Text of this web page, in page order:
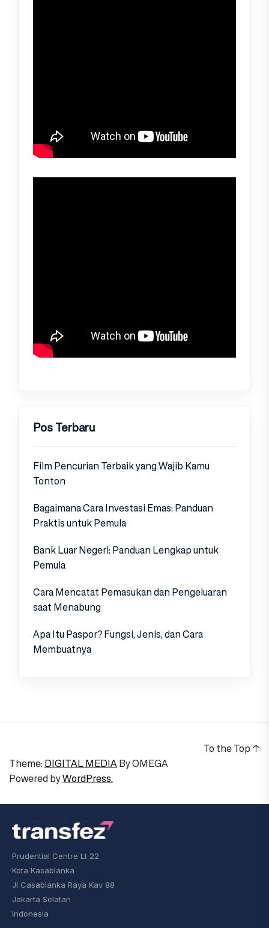
Pos Terbaru
Film Pencurian Terbaik yang Wajib Kamu
Tonton
Bagaimana Cara Investasi Emas: Panduan
Praktis untuk Pemula
Bank Luar Negeri: Panduan Lengkap untuk
Pemula
Cara Mencatat Pemasukan dan Pengeluaran
saat Menabung
Apa Itu Paspor? Fungsi, Jenis, dan Cara
Membuatnya
Theme: DIGITAL MEDIAByOMEGA
Powered byWordPress.
To the Top ↑
Prudential Centre Lt 22
Kota Kasablanka
Jl Casablanka Raya Kav 88
Jakarta Selatan
Indonesia